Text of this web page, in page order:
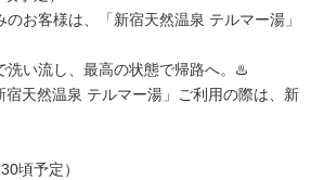
のお客様は、「新宿天然温泉 テルマー湯」
洗い流し、最高の状態で帰路へ。♨️
天然温泉 テルマー湯」ご利用の際は、新
頃予定）